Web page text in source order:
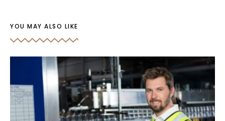
YOU MAY ALSO LIKE